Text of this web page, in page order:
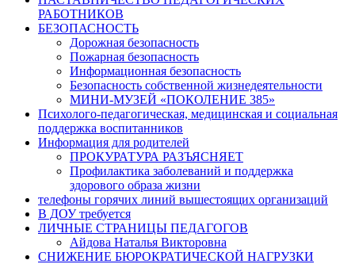
РАБОТНИКОВ
БЕЗОПАСНОСТЬ
Дорожная безопасность
Пожарная безопасность
Информационная безопасность
Безопасность собственной жизнедеятельности
МИНИ-МУЗЕЙ «ПОКОЛЕНИЕ 385»
Психолого-педагогическая, медицинская и социальная
поддержка воспитанников
Информация для родителей
ПРОКУРАТУРА РАЗЪЯСНЯЕТ
Профилактика заболеваний и поддержка
здорового образа жизни
телефоны горячих линий вышестоящих организаций
В ДОУ требуется
ЛИЧНЫЕ СТРАНИЦЫ ПЕДАГОГОВ
Айдова Наталья Викторовна
СНИЖЕНИЕ БЮРОКРАТИЧЕСКОЙ НАГРУЗКИ